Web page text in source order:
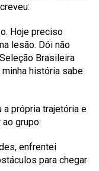
Hoje preciso
lesão. Dói não
Brasileira
história sabe
a própria trajetória e
grupo:
enfrentei
para chegar